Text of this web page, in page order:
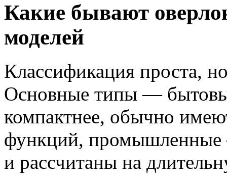
Какие бывают
моделей
Классификация проста,
Основные типы —
компактнее, обычно
функций, промышленные
и рассчитаны на